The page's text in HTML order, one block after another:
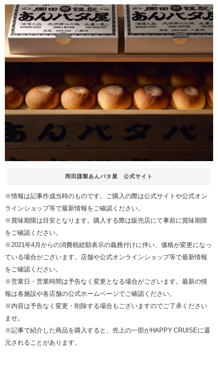
岡田謹製あんバタ屋 公式サイト
※情報は記事作成当時のものです。ご購入の際は公式サイトや公式オン
ラインショップ等で最新情報をご確認ください。
※賞味期限は目安となります。購入する際は販売店にて事前に賞味期限
をご確認ください。
※2021年4月からの消費税総額表示の義務付けに伴い、価格が変更になっ
ている場合がございます。店舗や公式オンラインショップ等で最新情報
をご確認ください。
※営業日・営業時間は予告なく変更となる場合がございます。最新の情
報は各施設や各店舗の公式ホームページでご確認ください。
※内容は予告なく変更・削除する場合もございますのでご了承ください
ませ。
※記事で紹介した商品を購入すると、売上の一部がHAPPY CRUISEに還
元されることがあります。